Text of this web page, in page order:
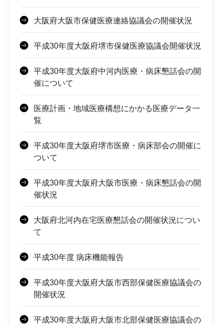
大阪府大阪市保健医療連絡協議会の開催状況
平成30年度大阪府堺市保健医療協議会開催状況
平成30年度大阪府中河内医療・病床懇話会の開
催について
医療計画・地域医療構想にかかる医療データ一
覧
平成30年度大阪府堺市医療・病床部会の開催に
ついて
平成30年度大阪府大阪市医療・病床懇話会の開
催状況
大阪府北河内在宅医療懇話会の開催状況につい
て
平成30年度 病床機能報告
平成30年度大阪府大阪市西部保健医療協議会の
開催状況
平成30年度大阪府大阪市北部保健医療協議会の